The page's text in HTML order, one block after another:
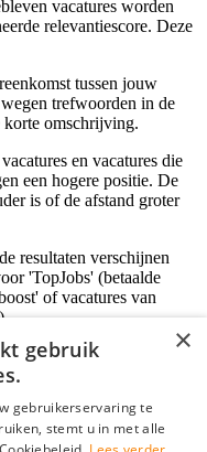
vacatures worden
relevantiescore. Deze
tussen jouw
trefwoorden in de
omschrijving.
en vacatures die
een hogere positie. De
is of de afstand groter
resultaten verschijnen
'TopJobs' (betaalde
of vacatures van
×
gebruik
gebruikerservaring te
stemt u in met alle